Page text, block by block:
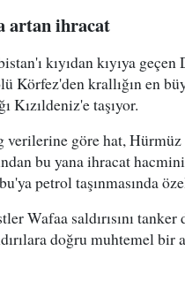
artan ihracat
kıyıdan kıyıya
Körfez'den krallığın en
Kızıldeniz'e taşıyor.
göre hat, Hürmüz
bu yana ihracat
petrol taşınmasında
Wafaa saldırısını
doğru muhtemel bir